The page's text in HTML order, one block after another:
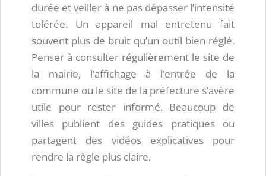
durée et veiller à ne pas dépasser l’intensité
tolérée. Un appareil mal entretenu fait
souvent plus de bruit qu’un outil bien réglé.
Penser à consulter régulièrement le site de
la mairie, l’affichage à l’entrée de la
commune ou le site de la préfecture s’avère
utile pour rester informé. Beaucoup de
villes publient des guides pratiques ou
partagent des vidéos explicatives pour
rendre la règle plus claire.